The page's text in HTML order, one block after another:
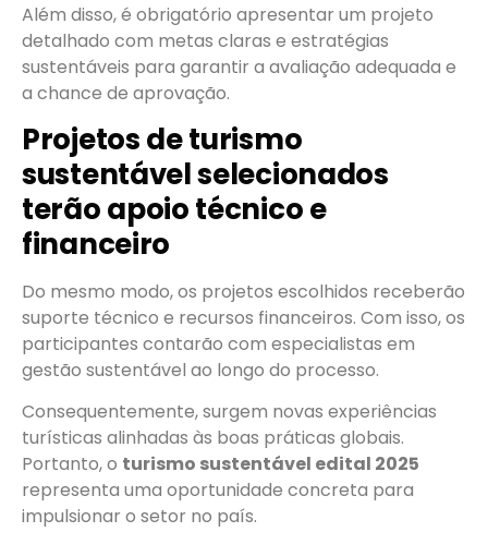
Além disso, é obrigatório apresentar um projeto
detalhado com metas claras e estratégias
sustentáveis para garantir a avaliação adequada e
a chance de aprovação.
Projetos de turismo
sustentável selecionados
terão apoio técnico e
financeiro
Do mesmo modo, os projetos escolhidos receberão
suporte técnico e recursos financeiros. Com isso, os
participantes contarão com especialistas em
gestão sustentável ao longo do processo.
Consequentemente, surgem novas experiências
turísticas alinhadas às boas práticas globais.
Portanto, o turismo sustentável edital 2025
representa uma oportunidade concreta para
impulsionar o setor no país.